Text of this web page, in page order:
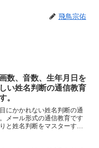
飛鳥宗佑
画数、音数、生年月日を
い姓名判断の通信教育
。
にかかれない姓名判断の通
メール形式の通信教育です
と姓名判断をマスターする